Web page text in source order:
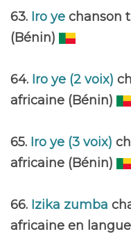
63. Iro ye chanson
(Bénin)
64. Iro ye (2 voix)
africaine (Bénin)
65. Iro ye (3 voix)
africaine (Bénin)
66. Izika zumba
africaine en